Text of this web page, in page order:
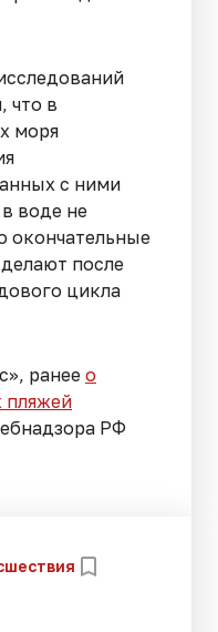
что в
моря
с ними
воде не
окончательные
после
цикла
ранеео
пляжей
РФ